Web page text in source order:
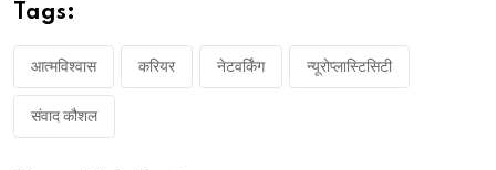
Tags:
आत्मविश्वास करियर नेटवर्किंग न्यूरोप्लास्टिसिटी
संवाद कौशल